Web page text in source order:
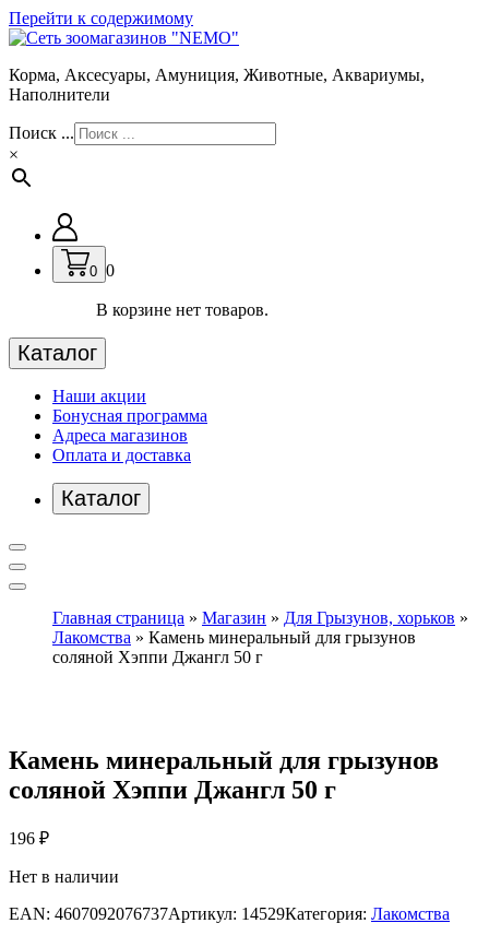
Перейти к содержимому
Корма, Аксесуары, Амуниция, Животные, Аквариумы,
Наполнители
Поиск ...
×
0 0
В корзине нет товаров.
Каталог
Наши акции
Бонусная программа
Адреса магазинов
Оплата и доставка
Каталог
Главная страница » Магазин » Для Грызунов, хорьков »
Лакомства » Камень минеральный для грызунов
соляной Хэппи Джангл 50 г
Камень минеральный для грызунов
соляной Хэппи Джангл 50 г
196 ₽
Нет в наличии
EAN: 4607092076737Артикул: 14529Категория: Лакомства